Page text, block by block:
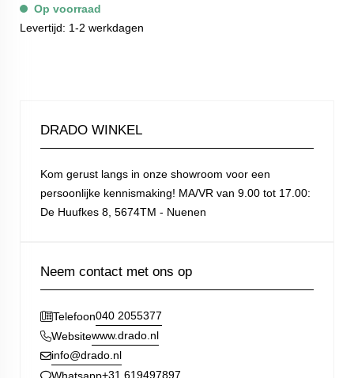
Op voorraad
Levertijd: 1-2 werkdagen
DRADO WINKEL
Kom gerust langs in onze showroom voor een
persoonlijke kennismaking! MA/VR van 9.00 tot 17.00:
De Huufkes 8, 5674TM - Nuenen
Neem contact met ons op
Telefoon040 2055377
Websitewww.drado.nl
info@drado.nl
Whatsapp+31 619497897